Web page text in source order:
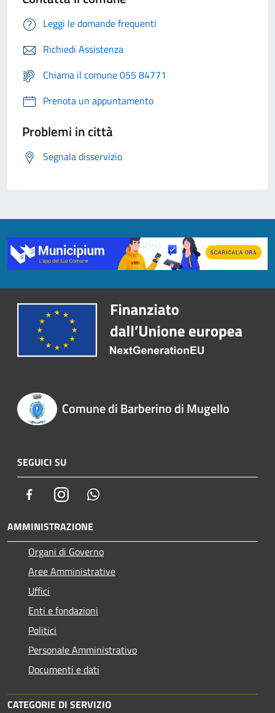
Leggi le domande frequenti
Richiedi Assistenza
Chiama il comune 055 84771
Prenota un appuntamento
Problemi in città
Segnala disservizio
Comune di Barberino di Mugello
SEGUICI SU
FacebookInstagram
AMMINISTRAZIONE
Organi di Governo
Aree Amministrative
Uffici
Enti e fondazioni
Politici
Personale Amministrativo
Documenti e dati
CATEGORIE DI SERVIZIO